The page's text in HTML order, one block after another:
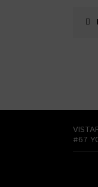
#67